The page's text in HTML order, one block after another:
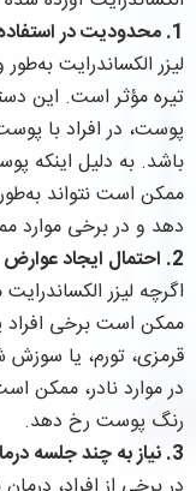
1. محدودیت در
لیزر الکساندرایت
تیره مؤثر است. این
پوست، در افراد با
باشد. به دلیل اینکه
ممکن است نتواند
دهد و در برخی
2. احتمال ایجاد
اگرچه لیزر
ممکن است برخی افراد
قرمزی، تورم، یا سوزش
در موارد نادر، ممکن
رنگ پوست رخ دهد.
3. نیاز به چند جلسه